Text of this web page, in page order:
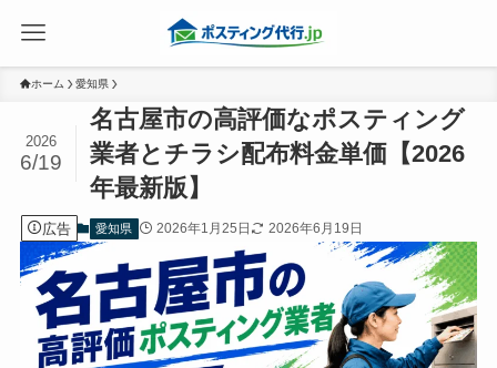
ホーム 愛知県
名古屋市の高評価なポスティング
業者とチラシ配布料金単価【2026
年最新版】
2026
6/19
広告 愛知県 2026年1月25日 2026年6月19日